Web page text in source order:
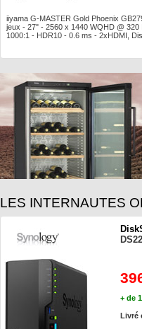
iiyama G-MASTER Gold Phoenix
jeux - 27" - 2560 x 1440 WQHD @
1000:1 - HDR10 - 0.6 ms - 2xHDMI,
LES INTERNAUTES
+ de
Livré